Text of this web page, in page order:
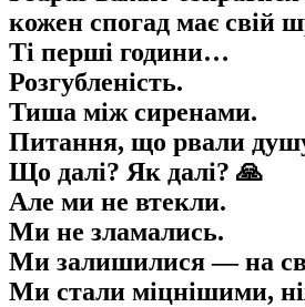
кожен спогад має свій
Ті перші години…
Розгубленість.
Тиша між сиренами.
Питання, що рвали
Що далі? Як далі? 🙏
Але ми не втекли.
Ми не зламались.
Ми залишилися — на
Ми стали міцнішими,